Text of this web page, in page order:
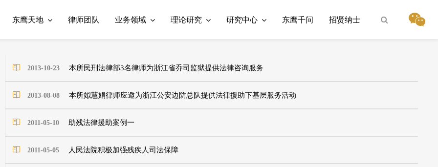
东鹰天地 律师团队 业务领域 理论研究 研究中心 东鹰千问 招贤纳士
2013-10-23 本所民刑法律部3名律师为浙江省乔司监狱提供法律咨询服务
2013-08-08 本所姒慧娟律师应邀为浙江公安边防总队提供法律援助下基层服务活动
2011-05-10 助残法律援助案例一
2011-05-05 人民法院积极加强残疾人司法保障